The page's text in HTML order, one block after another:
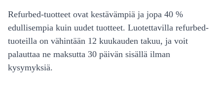
Refurbed-tuotteet ovat kestävämpiä ja jopa 40 %
edullisempia kuin uudet tuotteet. Luotettavilla refurbed-
tuoteilla on vähintään 12 kuukauden takuu, ja voit
palauttaa ne maksutta 30 päivän sisällä ilman
kysymyksiä.